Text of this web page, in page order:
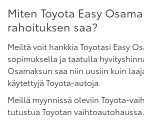
Miten Toyota Easy
rahoituksen saa?
Meiltä voit hankkia Toyotasi Easy
sopimuksella ja taatulla
Osamaksun saa niin uusiin kuin
käytettyjä Toyota-autoja.
Meillä myynnissä oleviin Toyota-
tutustua Toyotan